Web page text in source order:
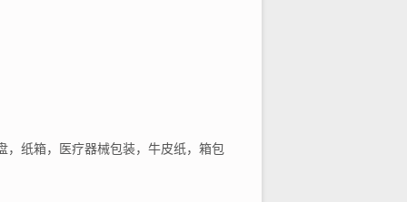
纸箱，医疗器械包装，牛皮纸，箱包